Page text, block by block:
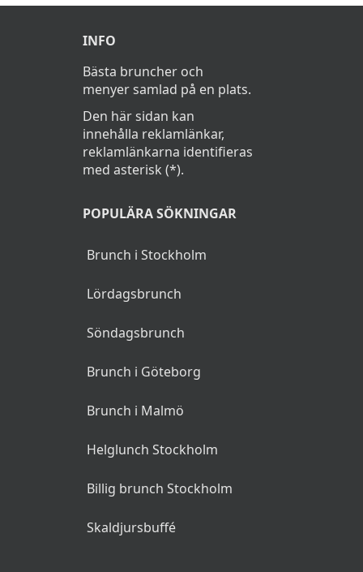
19 dec kl:12.30 525 kr kl:15.00 525 kr och
21 dec kl:13.00 725 kr och kl:17.00 725 kr
INFO
Bästa bruncher och
menyer samlad på en plats.
Den här sidan kan
innehålla reklamlänkar,
reklamlänkarna identifieras
med asterisk (*).
POPULÄRA SÖKNINGAR
Brunch i Stockholm
Lördagsbrunch
Söndagsbrunch
Brunch i Göteborg
Brunch i Malmö
Helglunch Stockholm
Billig brunch Stockholm
Skaldjursbuffé